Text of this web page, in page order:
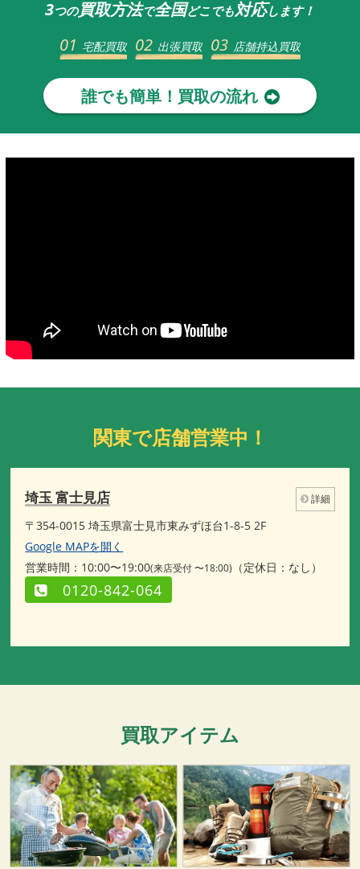
3つの買取方法で全国どこでも対応します！
01 宅配買取 02 出張買取 03 店舗持込買取
誰でも簡単！買取の流れ
関東で店舗営業中！
埼玉 富士見店 詳細
〒354-0015 埼玉県富士見市東みずほ台1-8-5 2F
Google MAPを開く
営業時間：10:00〜19:00(来店受付 〜18:00) （定休日：なし）
0120-842-064
買取アイテム